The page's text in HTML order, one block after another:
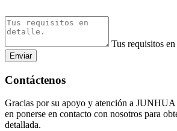
Tus requisitos
Enviar
Contáctenos
Gracias por su apoyo y atención a
en ponerse en contacto con nosotros para
detallada.